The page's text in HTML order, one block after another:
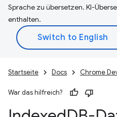
Sprache zu übersetzen. KI-
enthalten.
Startseite Docs Chrome
War das hilfreich?